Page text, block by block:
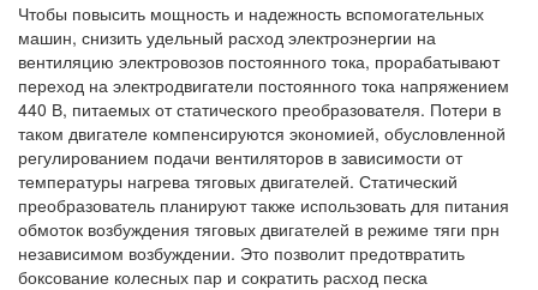
Чтобы повысить мощность и надежность вспомогательных
машин, снизить удельный расход электроэнергии на
вентиляцию электровозов постоянного тока, прорабатывают
переход на электродвигатели постоянного тока напряжением
440 В, питаемых от статического преобразователя. Потери в
таком двигателе компенсируются экономией, обусловленной
регулированием подачи вентиляторов в зависимости от
температуры нагрева тяговых двигателей. Статический
преобразователь планируют также использовать для питания
обмоток возбуждения тяговых двигателей в режиме тяги прн
независимом возбуждении. Это позволит предотвратить
боксование колесных пар и сократить расход песка